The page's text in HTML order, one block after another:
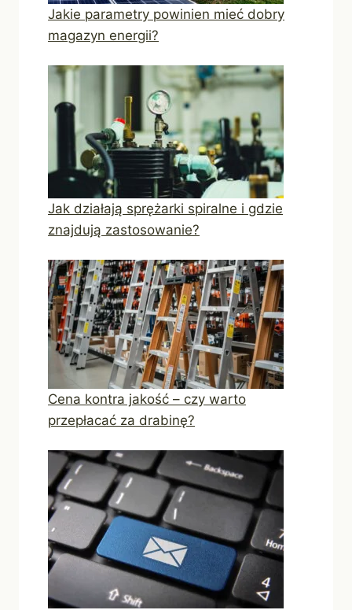
Jakie parametry powinien mieć dobry
magazyn energii?
Jak działają sprężarki spiralne i gdzie
znajdują zastosowanie?
Cena kontra jakość – czy warto
przepłacać za drabinę?